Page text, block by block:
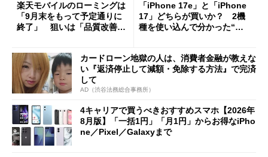
楽天モバイルのローミングは
「9月末をもって予定通りに
終了」 狙いは「品質改善」
も
「iPhone 17e」と「iPhone
17」どちらが買いか？ 2機
種を使い込んで分かった“ス
カードローン地獄の人は、消費者金融が教えな
い『返済停止して減額・免除する方法』で完済
して
AD（渋谷法務総合事務所）
4キャリアで買うべきおすすめスマホ【2026年
8月版】「一括1円」「月1円」からお得なiPho
ne／Pixel／Galaxyまで